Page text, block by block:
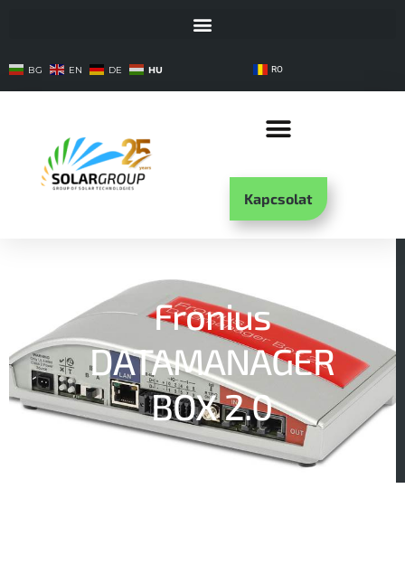
BG EN DE HU RO
Kapcsolat
Fronius
DATAMANAGER
BOX 2.0